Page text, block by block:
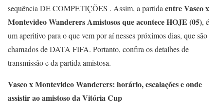
sequência DE COMPETIÇÕES . Assim, a partida entre Vasco x
Montevideo WanderersAmistosos que acontece HOJE (05), é
um aperitivo para o que vem por aí nesses próximos dias, que são
chamados de DATA FIFA. Portanto, confira os detalhes de
transmissão e da partida amistosa.
Vasco x Montevideo Wanderers: horário, escalações e onde
assistir ao amistoso da Vitória Cup